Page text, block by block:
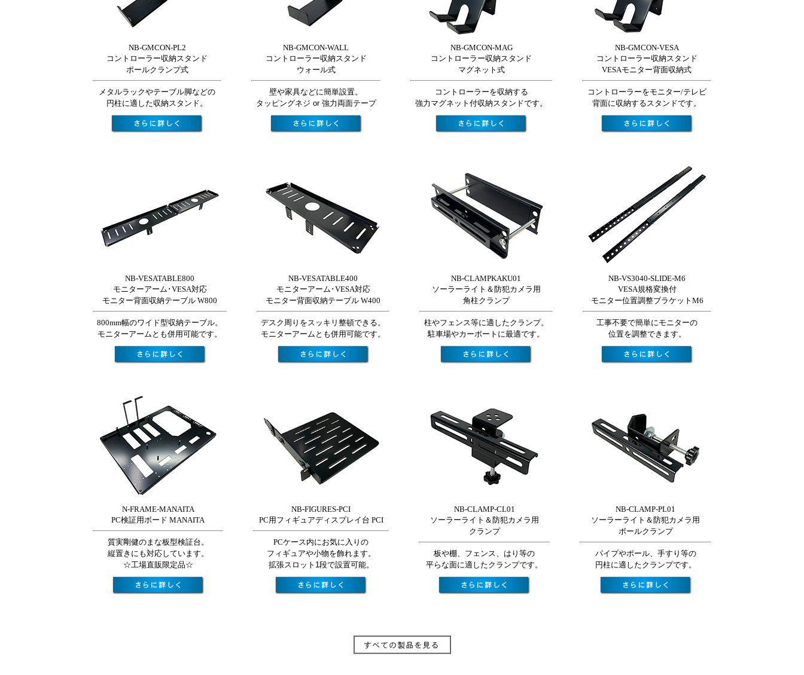
NB-GMCON-PL2
コントローラー収納スタンド
ポールクランプ式
メタルラックやテーブル脚などの
円柱に適した収納スタンド。
NB-GMCON-WALL
コントローラー収納スタンド
ウォール式
壁や家具などに簡単設置。
タッピングネジ or 強力両面テープ
NB-GMCON-MAG
コントローラー収納スタンド
マグネット式
コントローラーを収納する
強力マグネット付収納スタンドです。
NB-GMCON-VESA
コントローラー収納スタンド
VESAモニター背面収納式
コントローラーをモニター/テレビ
背面に収納するスタンドです。
NB-VESATABLE800
モニターアーム･VESA対応
モニター背面収納テーブル W800
800mm幅のワイド型収納テーブル。
モニターアームとも併用可能です。
NB-VESATABLE400
モニターアーム･VESA対応
モニター背面収納テーブル W400
デスク周りをスッキリ整頓できる。
モニターアームとも併用可能です。
NB-CLAMPKAKU01
ソーラーライト＆防犯カメラ用
角柱クランプ
柱やフェンス等に適したクランプ。
駐車場やカーポートに最適です。
NB-VS3040-SLIDE-M6
VESA規格変換付
モニター位置調整ブラケットM6
工事不要で簡単にモニターの
位置を調整できます。
N-FRAME-MANAITA
PC検証用ボード MANAITA
質実剛健のまな板型検証台。
縦置きにも対応しています。
☆工場直販限定品☆
NB-FIGURES-PCI
PC用フィギュアディスプレイ台 PCI
PCケース内にお気に入りの
フィギュアや小物を飾れます。
拡張スロット1段で設置可能。
NB-CLAMP-CL01
ソーラーライト＆防犯カメラ用
クランプ
板や棚、フェンス、はり等の
平らな面に適したクランプです。
NB-CLAMP-PL01
ソーラーライト＆防犯カメラ用
ポールクランプ
パイプやポール、手すり等の
円柱に適したクランプです。